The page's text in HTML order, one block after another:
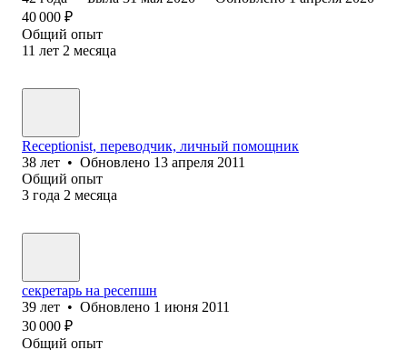
40 000 ₽
Общий опыт
11 лет 2 месяца
Receptionist, переводчик, личный помощник
38 лет • Обновлено 13 апреля 2011
Общий опыт
3 года 2 месяца
секретарь на ресепшн
39 лет • Обновлено 1 июня 2011
30 000 ₽
Общий опыт